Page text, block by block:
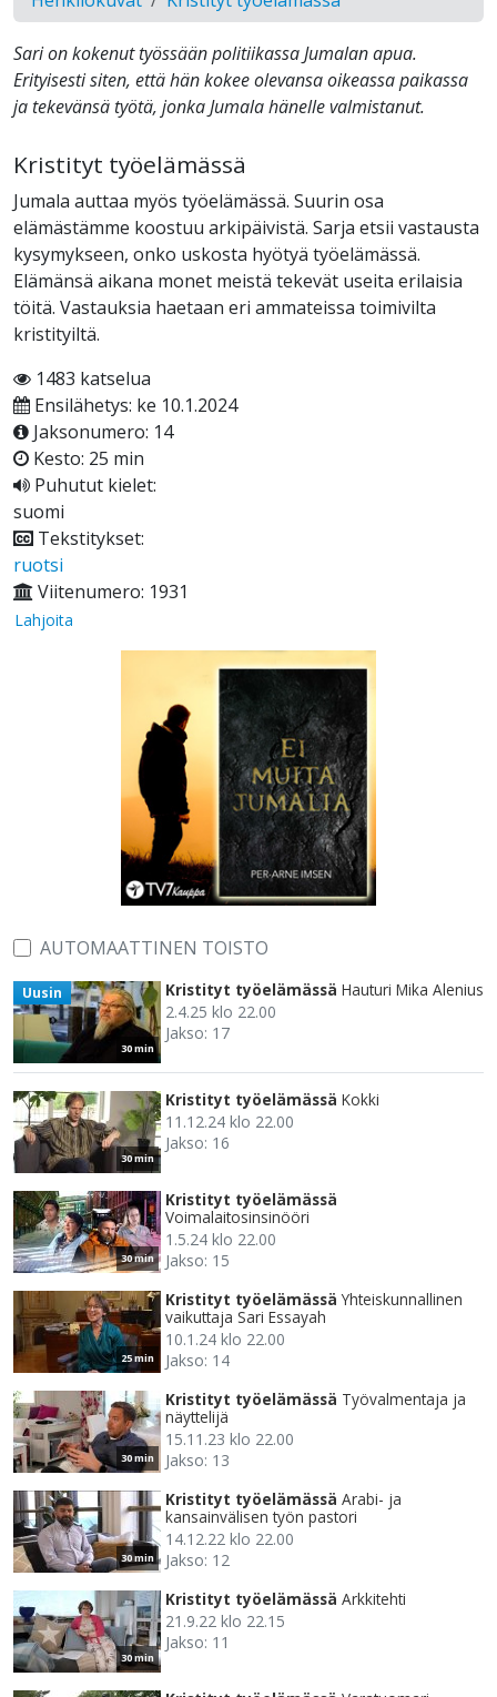
Sari on kokenut työssään politiikassa Jumalan apua.
Erityisesti siten, että hän kokee olevansa oikeassa paikassa
ja tekevänsä työtä, jonka Jumala hänelle valmistanut.
Kristityt työelämässä
Jumala auttaa myös työelämässä. Suurin osa
elämästämme koostuu arkipäivistä. Sarja etsii vastausta
kysymykseen, onko uskosta hyötyä työelämässä.
Elämänsä aikana monet meistä tekevät useita erilaisia
töitä. Vastauksia haetaan eri ammateissa toimivilta
kristityiltä.
1483 katselua
Ensilähetys: ke 10.1.2024
Jaksonumero: 14
Kesto: 25 min
Puhutut kielet:
suomi
Tekstitykset:
ruotsi
Viitenumero: 1931
Lahjoita
AUTOMAATTINEN TOISTO
30 min
Uusin Kristityt työelämässä Hauturi Mika Alenius
2.4.25 klo 22.00
Jakso: 17
30 min
Kristityt työelämässä Kokki
11.12.24 klo 22.00
Jakso: 16
30 min
Kristityt työelämässä
Voimalaitosinsinööri
1.5.24 klo 22.00
Jakso: 15
25 min
Kristityt työelämässä Yhteiskunnallinen
vaikuttaja Sari Essayah
10.1.24 klo 22.00
Jakso: 14
30 min
Kristityt työelämässä Työvalmentaja ja
näyttelijä
15.11.23 klo 22.00
Jakso: 13
30 min
Kristityt työelämässä Arabi- ja
kansainvälisen työn pastori
14.12.22 klo 22.00
Jakso: 12
30 min
Kristityt työelämässä Arkkitehti
21.9.22 klo 22.15
Jakso: 11